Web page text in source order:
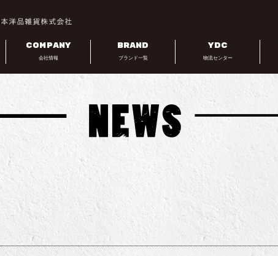
COMPANY
会社情報
BRAND
ブランド一覧
YDC
物流センター